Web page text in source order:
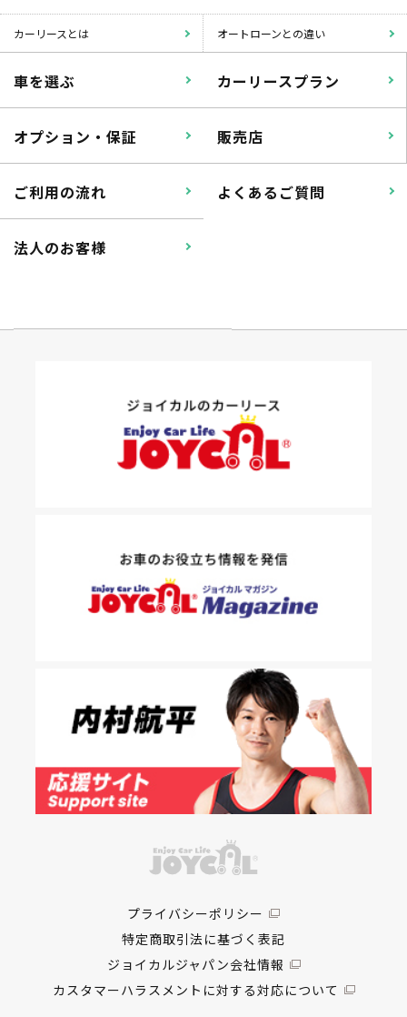
カーリースとは オートローンとの違い
車を選ぶ カーリースプラン
オプション・保証 販売店
ご利用の流れ よくあるご質問
法人のお客様
プライバシーポリシー
特定商取引法に基づく表記
ジョイカルジャパン会社情報
カスタマーハラスメントに対する対応について